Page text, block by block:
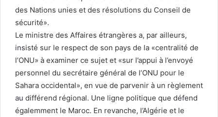
des Nations unies et des résolutions du Conseil de
sécurité».
Le ministre des Affaires étrangères a, par ailleurs,
insisté sur le respect de son pays de la «centralité de
l’ONU» à examiner ce sujet et «sur l’appui à l’envoyé
personnel du secrétaire général de l’ONU pour le
Sahara occidental», en vue de parvenir à un règlement
au différend régional. Une ligne politique que défend
égalemment le Maroc. En revanche, l’Algérie et le